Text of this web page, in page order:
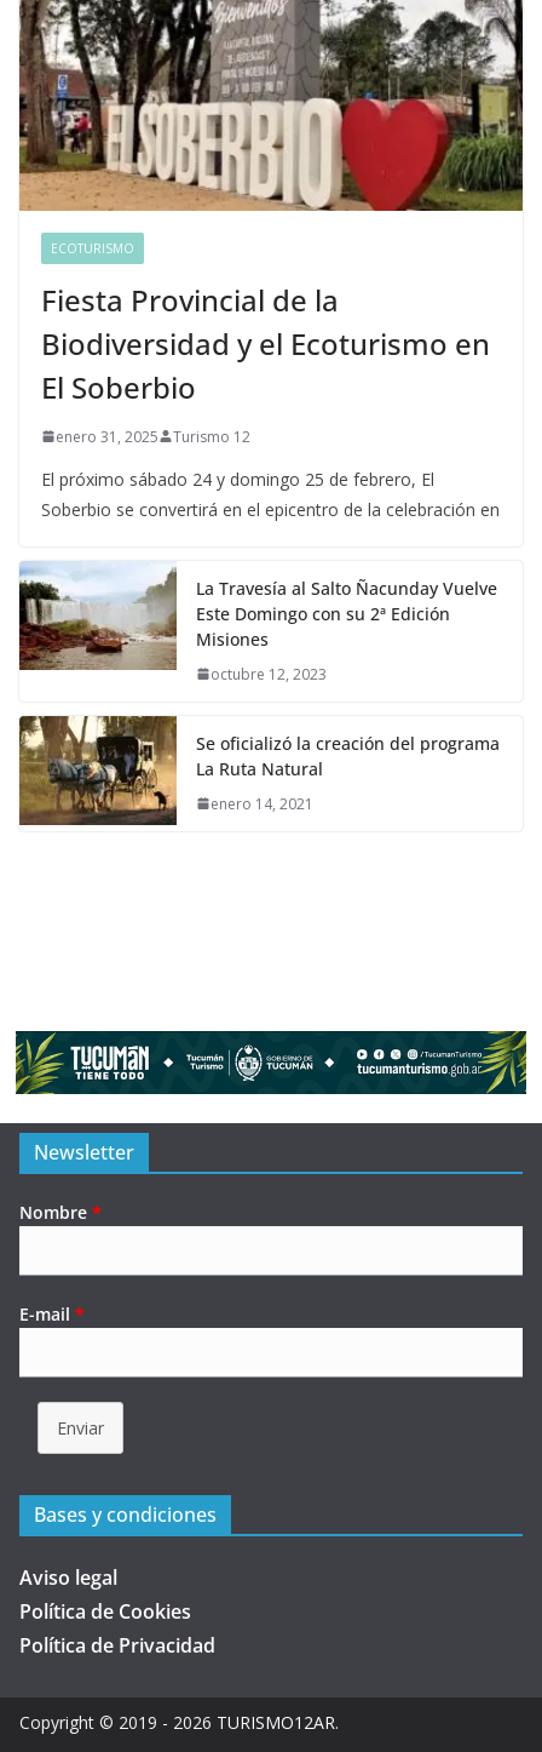
ECOTURISMO
Fiesta Provincial de la
Biodiversidad y el Ecoturismo en
El Soberbio
enero 31, 2025 Turismo 12
El próximo sábado 24 y domingo 25 de febrero, El
Soberbio se convertirá en el epicentro de la celebración en
La Travesía al Salto Ñacunday Vuelve
Este Domingo con su 2ª Edición
Misiones
octubre 12, 2023
Se oficializó la creación del programa
La Ruta Natural
enero 14, 2021
Newsletter
Nombre *
E-mail *
Enviar
Bases y condiciones
Aviso legal
Política de Cookies
Política de Privacidad
Copyright © 2019 - 2026 TURISMO12AR.